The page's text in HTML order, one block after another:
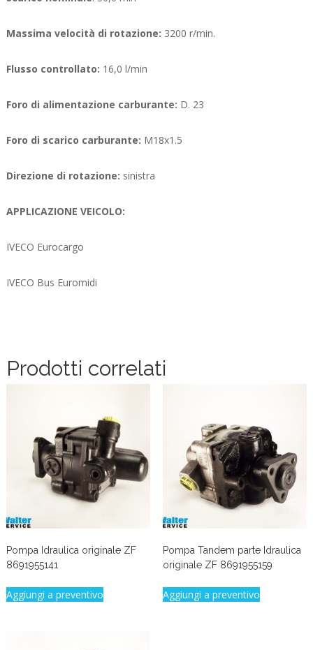
Massima velocità di rotazione: 3200 r/min.
Flusso controllato: 16,0 l/min
Foro di alimentazione carburante: D. 23
Foro di scarico carburante: M18x1.5
Direzione di rotazione: sinistra
APPLICAZIONE VEICOLO:
IVECO Eurocargo
IVECO Bus Euromidi
Prodotti correlati
Pompa Idraulica originale ZF
8691955141
Aggiungi a preventivo
Pompa Tandem parte Idraulica
originale ZF 8691955159
Aggiungi a preventivo